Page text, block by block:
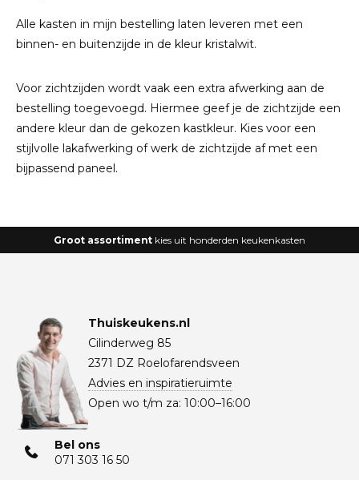
Alle kasten in mijn bestelling laten leveren met een
binnen- en buitenzijde in de kleur kristalwit.
Voor zichtzijden wordt vaak een extra afwerking aan de
bestelling toegevoegd. Hiermee geef je de zichtzijde een
andere kleur dan de gekozen kastkleur. Kies voor een
stijlvolle lakafwerking of werk de zichtzijde af met een
bijpassend paneel.
Groot assortiment kies uit honderden keukenkasten
Thuiskeukens.nl
Cilinderweg 85
2371 DZ Roelofarendsveen
Advies en inspiratieruimte
Open wo t/m za: 10:00–16:00
Bel ons
071 303 16 50